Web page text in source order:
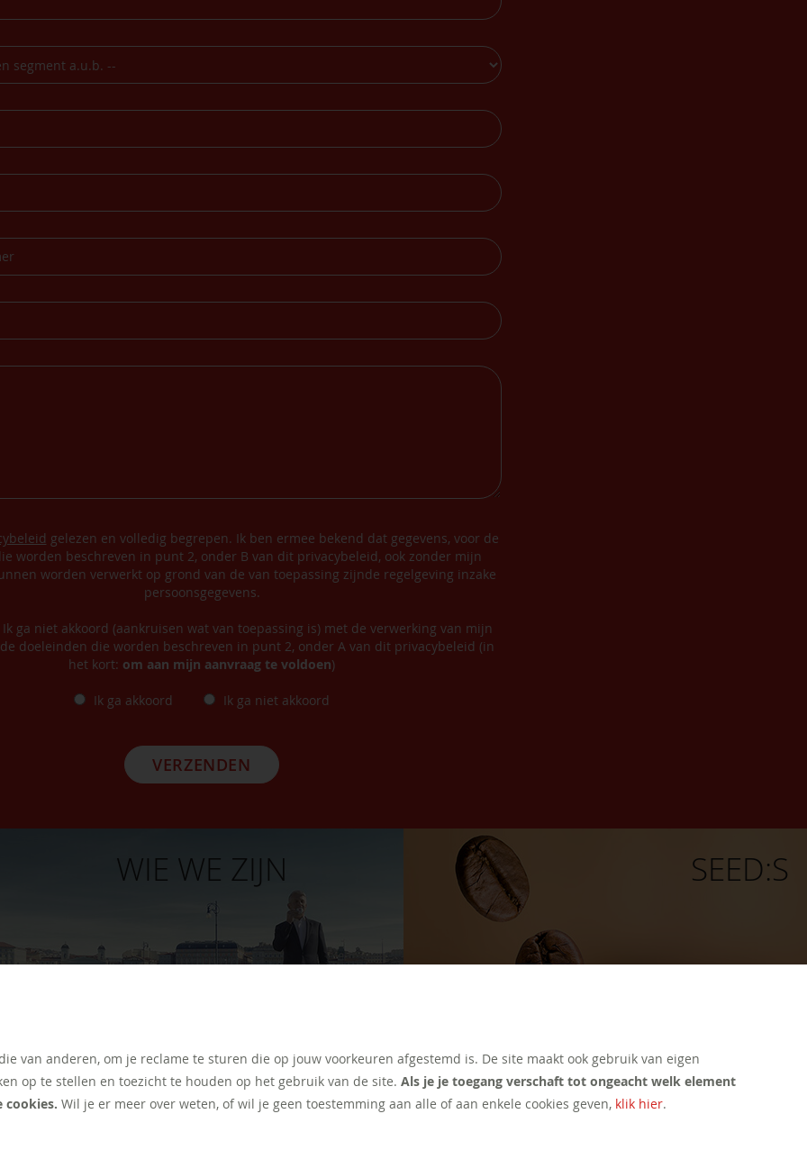
gelezen en volledig begrepen. Ik ben ermee bekend dat gegevens, voor de
worden beschreven in punt 2, onder B van dit privacybeleid, ook zonder mijn
worden verwerkt op grond van de van toepassing zijnde regelgeving inzake
persoonsgegevens.
Ik ga niet akkoord (aankruisen wat van toepassing is) met de verwerking van mijn
doeleinden die worden beschreven in punt 2, onder A van dit privacybeleid (in
het kort: om aan mijn aanvraag te voldoen)
Ik ga akkoord Ik ga niet akkoord
VERZENDEN
WIE WE ZIJN SEED:S
van anderen, om je reclame te sturen die op jouw voorkeuren afgestemd is. De site maakt ook gebruik van eigen
op te stellen en toezicht te houden op het gebruik van de site. Als je je toegang verschaft tot ongeacht welk element
cookies. Wil je er meer over weten, of wil je geen toestemming aan alle of aan enkele cookies geven, klik hier.